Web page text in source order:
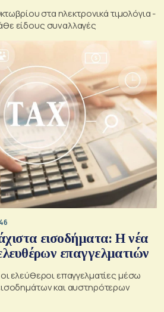
στα ηλεκτρονικά τιμολόγια -
είδους συναλλαγές
εισοδήματα: Η νέα
επαγγελματιών
ελεύθεροι επαγγελματίες μέσω
και αυστηρότερων